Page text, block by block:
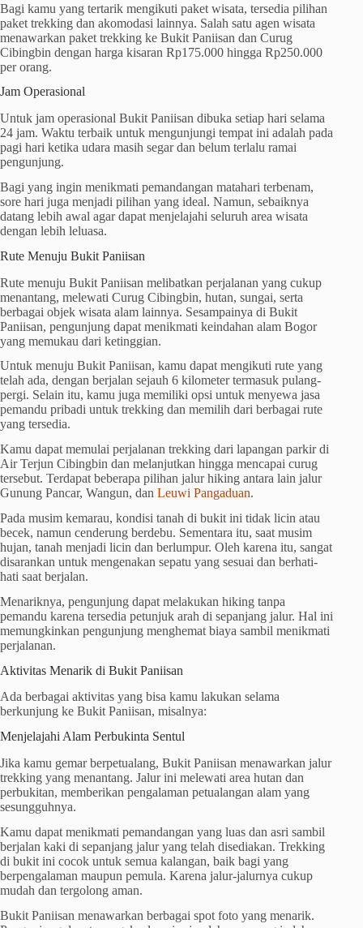
Bagi kamu yang tertarik mengikuti paket wisata, tersedia pilihan
paket trekking dan akomodasi lainnya. Salah satu agen wisata
menawarkan paket trekking ke Bukit Paniisan dan Curug
Cibingbin dengan harga kisaran Rp175.000 hingga Rp250.000
per orang.
Jam Operasional
Untuk jam operasional Bukit Paniisan dibuka setiap hari selama
24 jam. Waktu terbaik untuk mengunjungi tempat ini adalah pada
pagi hari ketika udara masih segar dan belum terlalu ramai
pengunjung.
Bagi yang ingin menikmati pemandangan matahari terbenam,
sore hari juga menjadi pilihan yang ideal. Namun, sebaiknya
datang lebih awal agar dapat menjelajahi seluruh area wisata
dengan lebih leluasa.
Rute Menuju Bukit Paniisan
Rute menuju Bukit Paniisan melibatkan perjalanan yang cukup
menantang, melewati Curug Cibingbin, hutan, sungai, serta
berbagai objek wisata alam lainnya. Sesampainya di Bukit
Paniisan, pengunjung dapat menikmati keindahan alam Bogor
yang memukau dari ketinggian.
Untuk menuju Bukit Paniisan, kamu dapat mengikuti rute yang
telah ada, dengan berjalan sejauh 6 kilometer termasuk pulang-
pergi. Selain itu, kamu juga memiliki opsi untuk menyewa jasa
pemandu pribadi untuk trekking dan memilih dari berbagai rute
yang tersedia.
Kamu dapat memulai perjalanan trekking dari lapangan parkir di
Air Terjun Cibingbin dan melanjutkan hingga mencapai curug
tersebut. Terdapat beberapa pilihan jalur hiking antara lain jalur
Gunung Pancar, Wangun, dan Leuwi Pangaduan.
Pada musim kemarau, kondisi tanah di bukit ini tidak licin atau
becek, namun cenderung berdebu. Sementara itu, saat musim
hujan, tanah menjadi licin dan berlumpur. Oleh karena itu, sangat
disarankan untuk mengenakan sepatu yang sesuai dan berhati-
hati saat berjalan.
Menariknya, pengunjung dapat melakukan hiking tanpa
pemandu karena tersedia petunjuk arah di sepanjang jalur. Hal ini
memungkinkan pengunjung menghemat biaya sambil menikmati
perjalanan.
Aktivitas Menarik di Bukit Paniisan
Ada berbagai aktivitas yang bisa kamu lakukan selama
berkunjung ke Bukit Paniisan, misalnya:
Menjelajahi Alam Perbukinta Sentul
Jika kamu gemar berpetualang, Bukit Paniisan menawarkan jalur
trekking yang menantang. Jalur ini melewati area hutan dan
perbukitan, memberikan pengalaman petualangan alam yang
sesungguhnya.
Kamu dapat menikmati pemandangan yang luas dan asri sambil
berjalan kaki di sepanjang jalur yang telah disediakan. Trekking
di bukit ini cocok untuk semua kalangan, baik bagi yang
berpengalaman maupun pemula. Karena jalur-jalurnya cukup
mudah dan tergolong aman.
Bukit Paniisan menawarkan berbagai spot foto yang menarik.